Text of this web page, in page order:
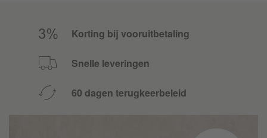
Korting bij vooruitbetaling
Snelle leveringen
60 dagen terugkeerbeleid